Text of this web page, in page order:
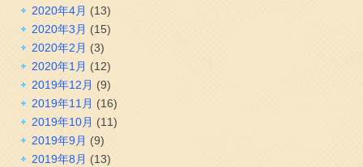
2020年4月 (13)
2020年3月 (15)
2020年2月 (3)
2020年1月 (12)
2019年12月 (9)
2019年11月 (16)
2019年10月 (11)
2019年9月 (9)
2019年8月 (13)